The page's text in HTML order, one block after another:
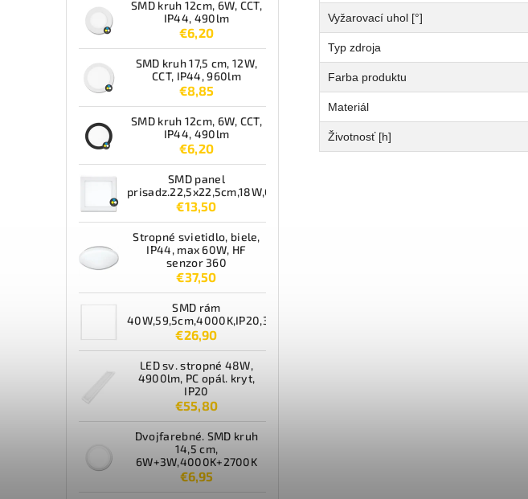
SMD kruh 12cm, 6W, CCT,
IP44, 490lm
€6,20
SMD kruh 17,5 cm, 12W,
CCT, IP44, 960lm
€8,85
SMD kruh 12cm, 6W, CCT,
IP44, 490lm
€6,20
SMD panel
prisadz.22,5x22,5cm,18W,CCT,IP44,1550lm
€13,50
Stropné svietidlo, biele,
IP44, max 60W, HF
senzor 360
€37,50
SMD rám
40W,59,5cm,4000K,IP20,3600lm,biely
€26,90
LED sv. stropné 48W,
4900lm, PC opál. kryt,
IP20
€55,80
Dvojfarebné. SMD kruh
14,5 cm,
6W+3W,4000K+2700K
€6,95
Vyžarovací uhol [°]
Typ zdroja
Farba produktu
Materiál
Životnosť [h]